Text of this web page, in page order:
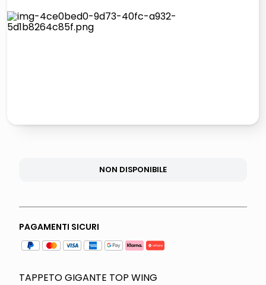
lucidatrice pavimenti
NON DISPONIBILE
PAGAMENTI SICURI
TAPPETO GIGANTE TOP WING